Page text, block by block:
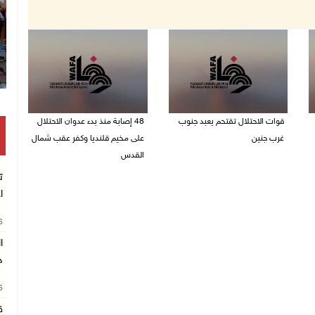
قوات الاحتلال تقتحم يعبد جنوب
غرب جنين
48 إصابة منذ بدء عدوان الاحتلال
على مخيم قلنديا وكفر عقب شمال
القدس